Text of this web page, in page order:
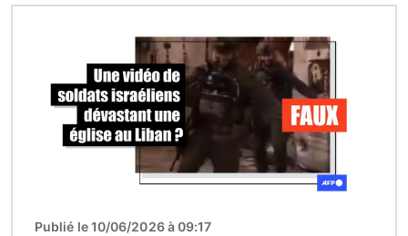
Publié le 10/06/2026 à 09:17